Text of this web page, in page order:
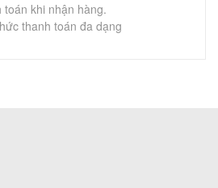
toán khi nhận hàng.
thanh toán đa dạng